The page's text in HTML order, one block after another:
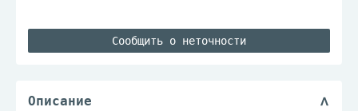
Сообщить о неточности
Описание